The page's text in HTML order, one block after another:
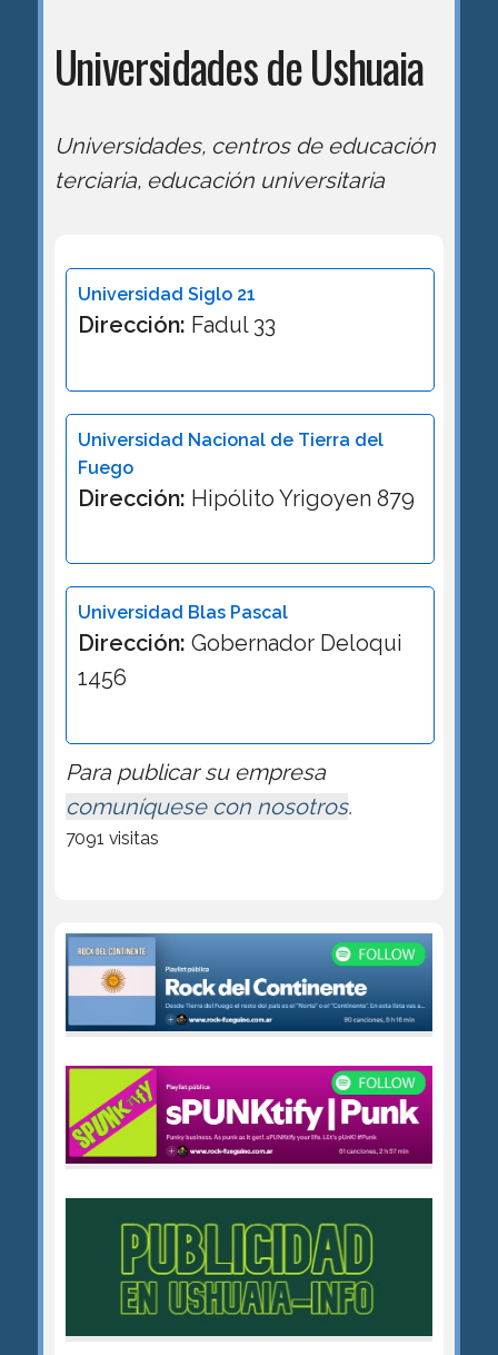
Universidades de Ushuaia
Universidades, centros de educación
terciaria, educación universitaria
Universidad Siglo 21
Dirección: Fadul 33
Universidad Nacional de Tierra del
Fuego
Dirección: Hipólito Yrigoyen 879
Universidad Blas Pascal
Dirección: Gobernador Deloqui
1456
Para publicar su empresa
comuníquese con nosotros.
7091 visitas